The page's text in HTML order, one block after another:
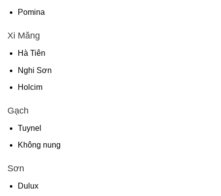
Pomina
Xi Măng
Hà Tiên
Nghi Sơn
Holcim
Gạch
Tuynel
Không nung
Sơn
Dulux